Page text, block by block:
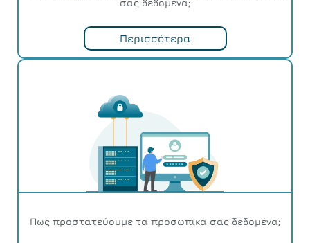
σας δεδομένα;
Περισσότερα
Πως προστατεύουμε τα προσωπικά σας δεδομένα;